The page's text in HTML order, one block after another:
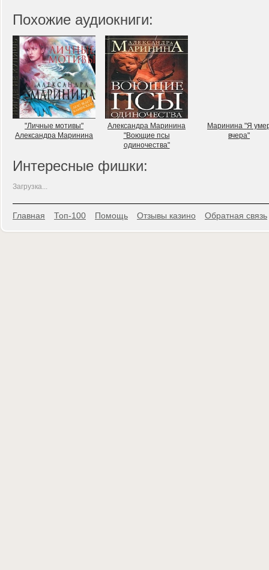
Похожие аудиокниги:
"Личные мотивы"
Александра Маринина
Александра Маринина
"Воющие псы
одиночества"
Маринина "Я
вчера"
Интересные фишки:
Загрузка...
Главная Топ-100 Помощь Отзывы казино Обратная связь